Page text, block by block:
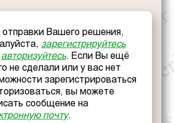
Вашего решения,
зарегистрируйтесь
авторизуйтесь. Если Вы ещё
не сделали или у вас нет
зарегистрироваться
вы можете
сообщение на
почту.